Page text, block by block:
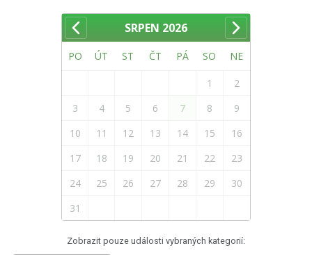
SRPEN 2026
PO ÚT ST ČT PÁ SO NE
1
2
3
4 5 6 7 8
9
10
11 12 13 14 15
16
17
18 19 20 21 22
23
24
25 26 27 28 29
30
31
Zobrazit pouze události vybraných kategorií: